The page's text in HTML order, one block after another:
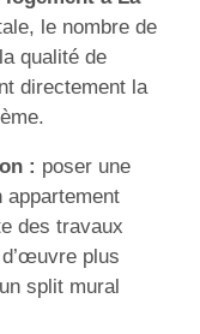
le nombre de
qualité de
directement la
: poser une
appartement
des travaux
plus
split mural